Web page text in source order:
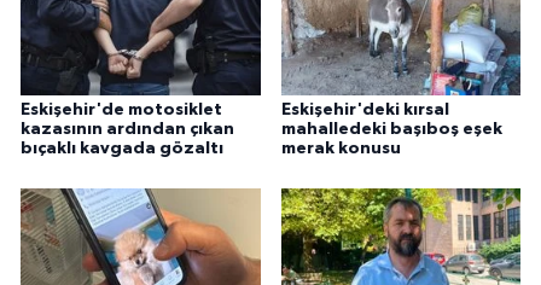
Eskişehir'de motosiklet
kazasının ardından çıkan
bıçaklı kavgada gözaltı
Eskişehir'deki kırsal
mahalledeki başıboş eşek
merak konusu